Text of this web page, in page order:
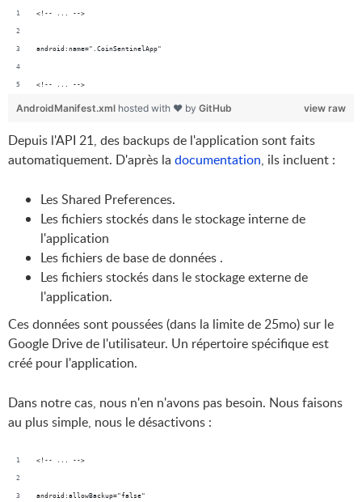
<!-- ... -->
android:name=".CoinSentinelApp"
<!-- ... -->
view raw
AndroidManifest.xml hosted with ❤ by GitHub
Depuis l'API 21, des backups de l'application sont faits
automatiquement. D'après la documentation, ils incluent :
Les Shared Preferences.
Les fichiers stockés dans le stockage interne de
l'application
Les fichiers de base de données .
Les fichiers stockés dans le stockage externe de
l'application.
Ces données sont poussées (dans la limite de 25mo) sur le
Google Drive de l'utilisateur. Un répertoire spécifique est
créé pour l'application.
Dans notre cas, nous n'en n'avons pas besoin. Nous faisons
au plus simple, nous le désactivons :
<!-- ... -->
android:allowBackup="false"